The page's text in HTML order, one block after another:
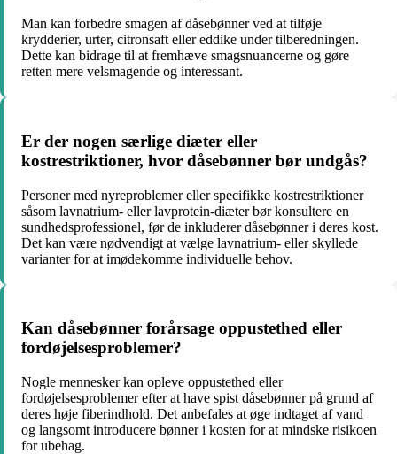
Man kan forbedre smagen af dåsebønner ved at tilføje
krydderier, urter, citronsaft eller eddike under tilberedningen.
Dette kan bidrage til at fremhæve smagsnuancerne og gøre
retten mere velsmagende og interessant.
Er der nogen særlige diæter eller
kostrestriktioner, hvor dåsebønner bør undgås?
Personer med nyreproblemer eller specifikke kostrestriktioner
såsom lavnatrium- eller lavprotein-diæter bør konsultere en
sundhedsprofessionel, før de inkluderer dåsebønner i deres kost.
Det kan være nødvendigt at vælge lavnatrium- eller skyllede
varianter for at imødekomme individuelle behov.
Kan dåsebønner forårsage oppustethed eller
fordøjelsesproblemer?
Nogle mennesker kan opleve oppustethed eller
fordøjelsesproblemer efter at have spist dåsebønner på grund af
deres høje fiberindhold. Det anbefales at øge indtaget af vand
og langsomt introducere bønner i kosten for at mindske risikoen
for ubehag.